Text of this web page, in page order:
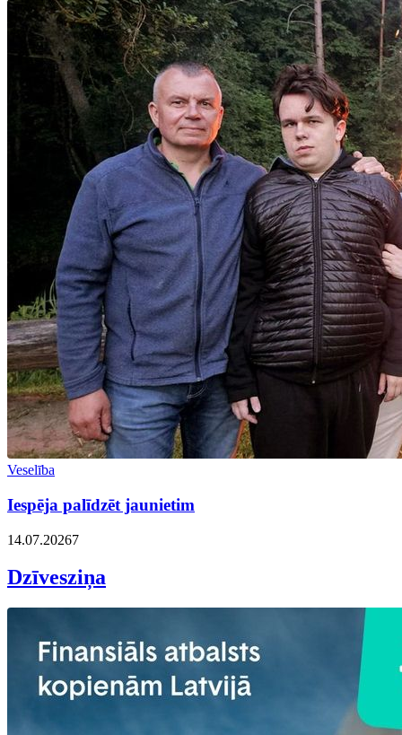
Veselība
Iespēja palīdzēt jaunietim
14.07.20267
Dzīvesziņa